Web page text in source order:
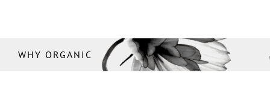
WHY ORGANIC